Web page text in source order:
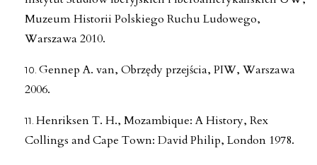
Muzeum Historii Polskiego Ruchu Ludowego,
Warszawa 2010.
Gennep A. van, Obrzędy przejścia, PIW, Warszawa
2006.
Henriksen T. H., Mozambique: A History, Rex
Collings and Cape Town: David Philip, London 1978.